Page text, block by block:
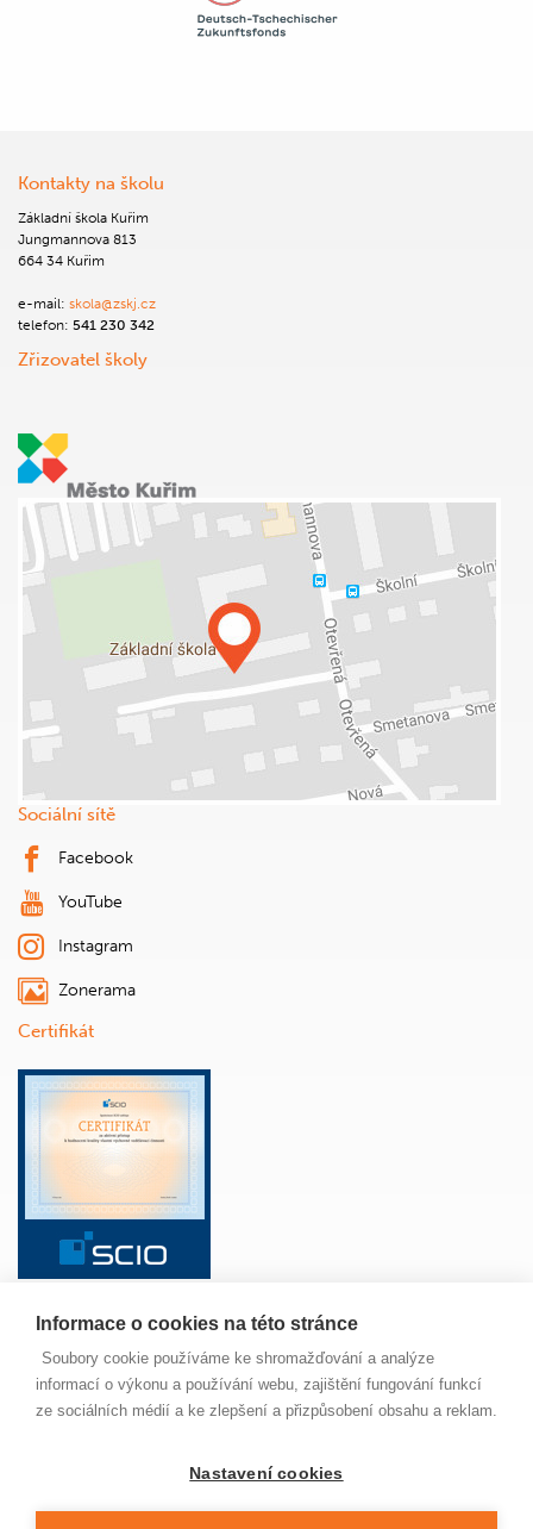
Kontakty na školu
Základní škola Kuřim
Jungmannova 813
664 34 Kuřim
e-mail: skola@zskj.cz
telefon: 541 230 342
Zřizovatel školy
Sociální sítě
Facebook
YouTube
Instagram
Zonerama
Certifikát
ŠKOLA ANGLICKÝ JAZYK ŽÁCI
PAVUČINKA
JÍDELNA
MAPA SERVERU
© 2022 Základní škola Jungmannova Kuřim, příspěvková
Informace o cookies na této stránce
Soubory cookie používáme ke shromažďování a analýze
informací o výkonu a používání webu, zajištění fungování funkcí
ze sociálních médií a ke zlepšení a přizpůsobení obsahu a reklam.
Nastavení cookies